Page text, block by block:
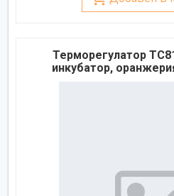
Терморегулатор
инкубатор,